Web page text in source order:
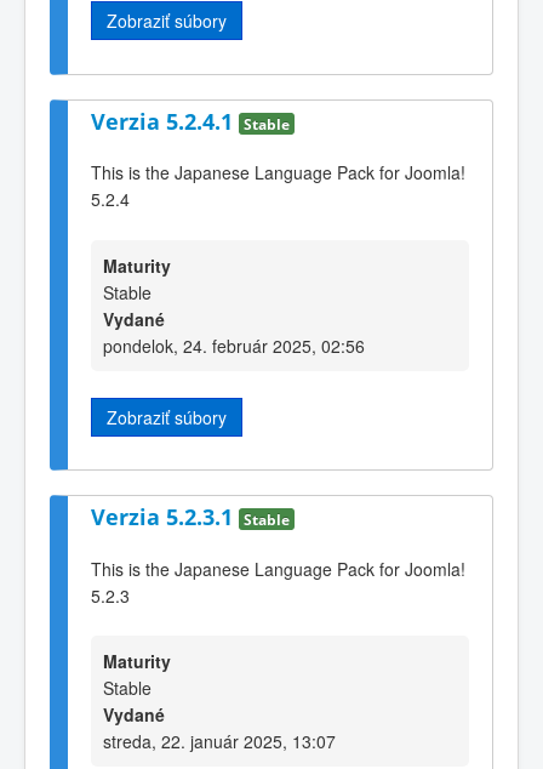
Zobraziť súbory
Verzia 5.2.4.1 Stable
This is the Japanese Language Pack for Joomla!
5.2.4
Maturity
Stable
Vydané
pondelok, 24. február 2025, 02:56
Zobraziť súbory
Verzia 5.2.3.1 Stable
This is the Japanese Language Pack for Joomla!
5.2.3
Maturity
Stable
Vydané
streda, 22. január 2025, 13:07